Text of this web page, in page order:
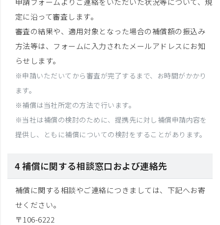
定に沿って審査します。
審査の結果や、適用対象となった場合の補償額の振込み
方法等は、フォームに入力されたメールアドレスにお知
らせします。
※申請いただいてから審査が完了するまで、お時間がかかり
ます。
※補償は当社所定の方法で行います。
※当社は補償の検討のために、提携先に対し補償申請内容を
提供し、ともに補償についての検討をすることがあります。
4 補償に関する相談窓口および連絡先
補償に関する相談やご連絡につきましては、下記へお寄
せください。
〒106-6222